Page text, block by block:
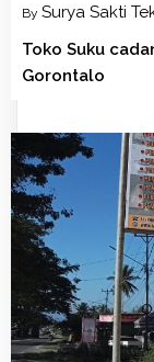
By Surya Sakti
Toko Suku
Gorontalo